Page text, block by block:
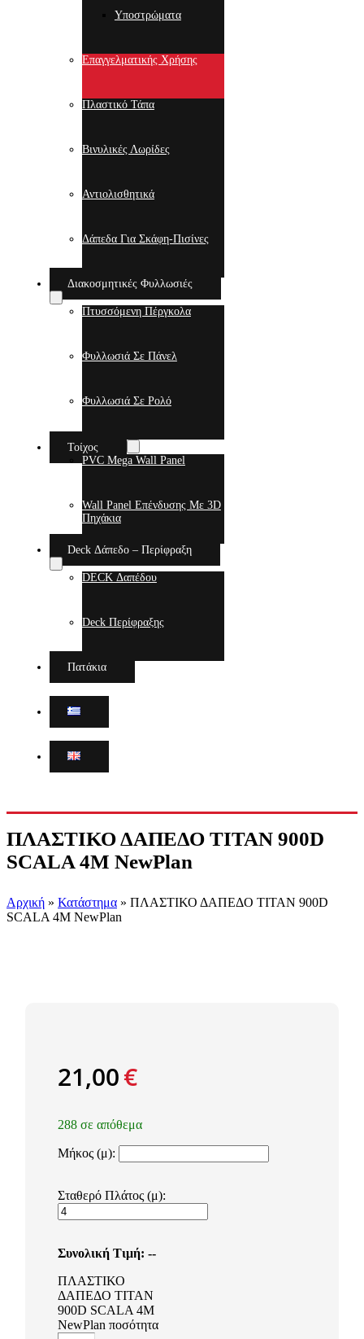
Υποστρώματα
Επαγγελματικής Χρήσης
Πλαστικό Τάπα
Βινυλικές Λωρίδες
Αντιολισθητικά
Δάπεδα Για Σκάφη-Πισίνες
Διακοσμητικές Φυλλωσιές
Πτυσσόμενη Πέργκολα
Φυλλωσιά Σε Πάνελ
Φυλλωσιά Σε Ρολό
Τοίχος
PVC Mega Wall Panel
Wall Panel Επένδυσης Με 3D
Πηχάκια
Deck Δάπεδο – Περίφραξη
DECK Δαπέδου
Deck Περίφραξης
Πατάκια
ΠΛΑΣΤΙΚΟ ΔΑΠΕΔΟ TITAN 900D
SCALA 4M NewPlan
Αρχική » Κατάστημα » ΠΛΑΣΤΙΚΟ ΔΑΠΕΔΟ TITAN 900D
SCALA 4M NewPlan
21,00€
288 σε απόθεμα
Μήκος (μ):
Σταθερό Πλάτος (μ):
Συνολική Τιμή: --
ΠΛΑΣΤΙΚΟ
ΔΑΠΕΔΟ TITAN
900D SCALA 4M
NewPlan ποσότητα